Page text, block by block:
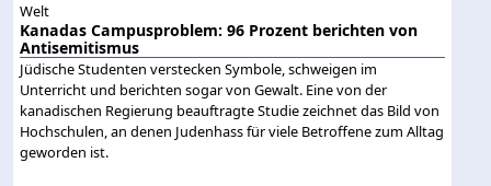
Welt
Kanadas Campusproblem: 96 Prozent berichten von
Antisemitismus
Jüdische Studenten verstecken Symbole, schweigen im
Unterricht und berichten sogar von Gewalt. Eine von der
kanadischen Regierung beauftragte Studie zeichnet das Bild von
Hochschulen, an denen Judenhass für viele Betroffene zum Alltag
geworden ist.